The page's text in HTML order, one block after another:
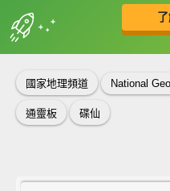
收錄佳句
國家地理頻道 National
通靈板 碟仙